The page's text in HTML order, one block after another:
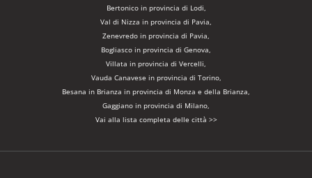
Bertonico in provincia di Lodi,
Val di Nizza in provincia di Pavia,
Zenevredo in provincia di Pavia,
Bogliasco in provincia di Genova,
Villata in provincia di Vercelli,
Vauda Canavese in provincia di Torino,
Besana in Brianza in provincia di Monza e della Brianza,
Gaggiano in provincia di Milano,
Vai alla lista completa delle città >>